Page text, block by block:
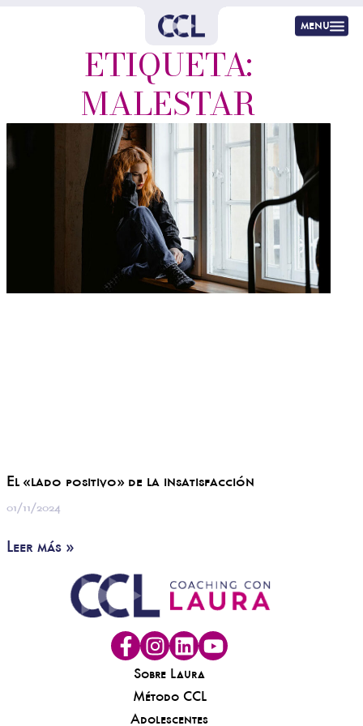
menu
ETIQUETA:
MALESTAR
El «lado positivo» de la insatisfacción
01/11/2024
Leer más »
Sobre Laura
Método CCL
Adolescentes